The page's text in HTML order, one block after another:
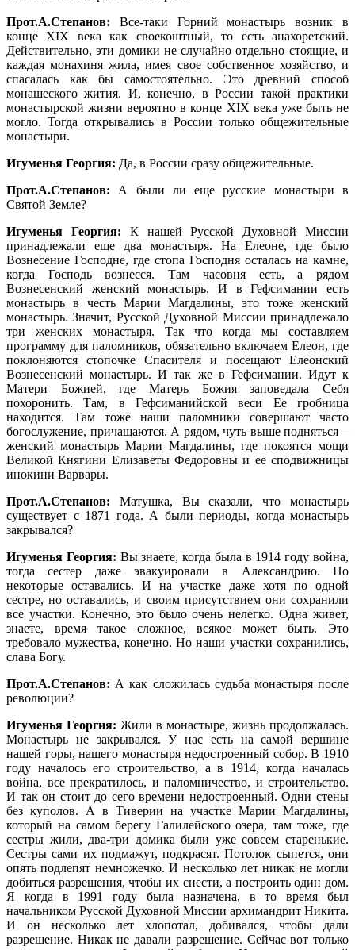
Прот.А.Степанов: Все-таки Горний монастырь возник в
конце XIX века как своекоштный, то есть анахоретский.
Действительно, эти домики не случайно отдельно стоящие, и
каждая монахиня жила, имея свое собственное хозяйство, и
спасалась как бы самостоятельно. Это древний способ
монашеского жития. И, конечно, в России такой практики
монастырской жизни вероятно в конце XIX века уже быть не
могло. Тогда открывались в России только общежительные
монастыри.
Игуменья Георгия: Да, в России сразу общежительные.
Прот.А.Степанов: А были ли еще русские монастыри в
Святой Земле?
Игуменья Георгия: К нашей Русской Духовной Миссии
принадлежали еще два монастыря. На Елеоне, где было
Вознесение Господне, где стопа Господня осталась на камне,
когда Господь вознесся. Там часовня есть, а рядом
Вознесенский женский монастырь. И в Гефсимании есть
монастырь в честь Марии Магдалины, это тоже женский
монастырь. Значит, Русской Духовной Миссии принадлежало
три женских монастыря. Так что когда мы составляем
программу для паломников, обязательно включаем Елеон, где
поклоняются стопочке Спасителя и посещают Елеонский
Вознесенский монастырь. И так же в Гефсимании. Идут к
Матери Божией, где Матерь Божия заповедала Себя
похоронить. Там, в Гефсиманийской веси Ее гробница
находится. Там тоже наши паломники совершают часто
богослужение, причащаются. А рядом, чуть выше подняться –
женский монастырь Марии Магдалины, где покоятся мощи
Великой Княгини Елизаветы Федоровны и ее сподвижницы
инокини Варвары.
Прот.А.Степанов: Матушка, Вы сказали, что монастырь
существует с 1871 года. А были периоды, когда монастырь
закрывался?
Игуменья Георгия: Вы знаете, когда была в 1914 году война,
тогда сестер даже эвакуировали в Александрию. Но
некоторые оставались. И на участке даже хотя по одной
сестре, но оставались, и своим присутствием они сохранили
все участки. Конечно, это было очень нелегко. Одна живет,
знаете, время такое сложное, всякое может быть. Это
требовало мужества, конечно. Но наши участки сохранились,
слава Богу.
Прот.А.Степанов: А как сложилась судьба монастыря после
революции?
Игуменья Георгия: Жили в монастыре, жизнь продолжалась.
Монастырь не закрывался. У нас есть на самой вершине
нашей горы, нашего монастыря недостроенный собор. В 1910
году началось его строительство, а в 1914, когда началась
война, все прекратилось, и паломничество, и строительство.
И так он стоит до сего времени недостроенный. Одни стены
без куполов. А в Тиверии на участке Марии Магдалины,
который на самом берегу Галилейского озера, там тоже, где
сестры жили, два-три домика были уже совсем старенькие.
Сестры сами их подмажут, подкрасят. Потолок сыпется, они
опять подлепят немножечко. И несколько лет никак не могли
добиться разрешения, чтобы их снести, а построить один дом.
Я когда в 1991 году была назначена, в то время был
начальником Русской Духовной Миссии архимандрит Никита.
И он несколько лет хлопотал, добивался, чтобы дали
разрешение. Никак не давали разрешение. Сейчас вот только